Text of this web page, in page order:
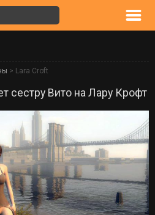
> Lara Croft
сестру Вито на Лару Крофт